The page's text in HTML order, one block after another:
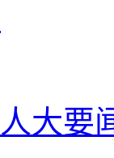
人大要